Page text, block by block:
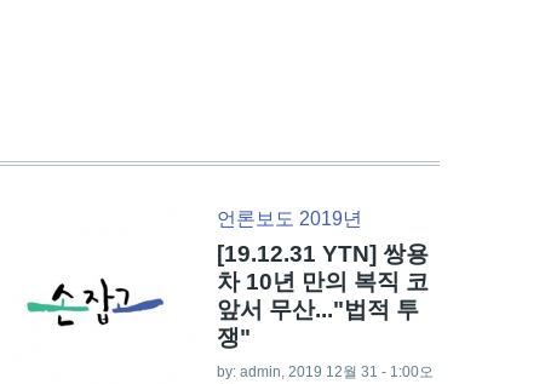
언론보도 2019년
[19.12.31 YTN] 쌍용
차 10년 만의 복직 코
앞서 무산..."법적 투
쟁"
by: admin, 2019 12월 31 - 1:00오